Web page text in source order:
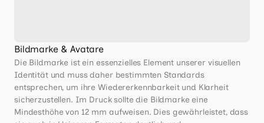
Bildmarke & Avatare
Die Bildmarke ist ein essenzielles Element unserer visuellen
Identität und muss daher bestimmten Standards
entsprechen, um ihre Wiedererkennbarkeit und Klarheit
sicherzustellen. Im Druck sollte die Bildmarke eine
Mindesthöhe von 12 mm aufweisen. Dies gewährleistet, dass